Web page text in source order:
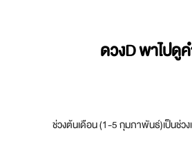
ดวงD พาไปดู
ช่วงต้นเดือน (1-5 กุมภาพันธ์)เป็นช่วง